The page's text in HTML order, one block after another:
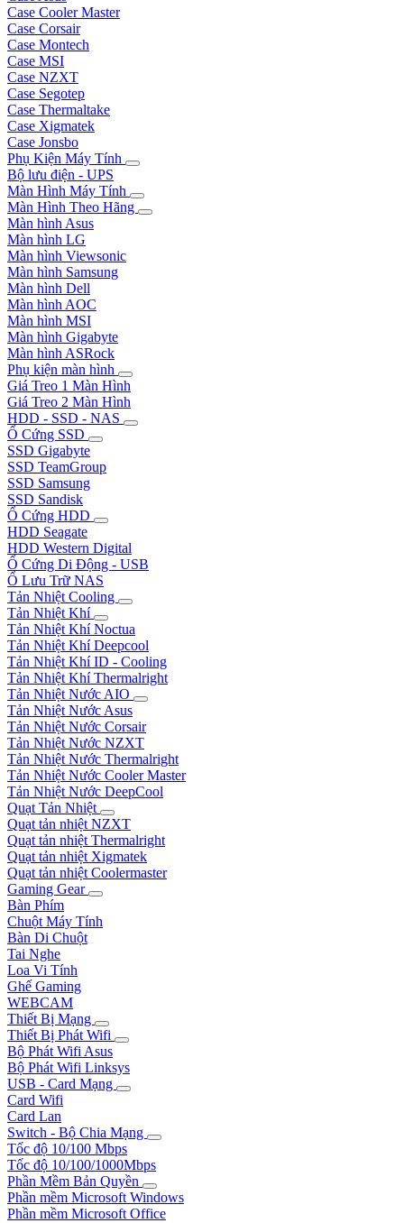
Case Cooler Master
Case Corsair
Case Montech
Case MSI
Case NZXT
Case Segotep
Case Thermaltake
Case Xigmatek
Case Jonsbo
Phụ Kiện Máy Tính
Bộ lưu điện - UPS
Màn Hình Máy Tính
Màn Hình Theo Hãng
Màn hình Asus
Màn hình LG
Màn hình Viewsonic
Màn hình Samsung
Màn hình Dell
Màn hình AOC
Màn hình MSI
Màn hình Gigabyte
Màn hình ASRock
Phụ kiện màn hình
Giá Treo 1 Màn Hình
Giá Treo 2 Màn Hình
HDD - SSD - NAS
Ổ Cứng SSD
SSD Gigabyte
SSD TeamGroup
SSD Samsung
SSD Sandisk
Ổ Cứng HDD
HDD Seagate
HDD Western Digital
Ổ Cứng Di Động - USB
Ổ Lưu Trữ NAS
Tản Nhiệt Cooling
Tản Nhiệt Khí
Tản Nhiệt Khí Noctua
Tản Nhiệt Khí Deepcool
Tản Nhiệt Khí ID - Cooling
Tản Nhiệt Khí Thermalright
Tản Nhiệt Nước AIO
Tản Nhiệt Nước Asus
Tản Nhiệt Nước Corsair
Tản Nhiệt Nước NZXT
Tản Nhiệt Nước Thermalright
Tản Nhiệt Nước Cooler Master
Tản Nhiệt Nước DeepCool
Quạt Tản Nhiệt
Quạt tản nhiệt NZXT
Quạt tản nhiệt Thermalright
Quạt tản nhiệt Xigmatek
Quạt tản nhiệt Coolermaster
Gaming Gear
Bàn Phím
Chuột Máy Tính
Bàn Di Chuột
Tai Nghe
Loa Vi Tính
Ghế Gaming
WEBCAM
Thiết Bị Mạng
Thiết Bị Phát Wifi
Bộ Phát Wifi Asus
Bộ Phát Wifi Linksys
USB - Card Mạng
Card Wifi
Card Lan
Switch - Bộ Chia Mạng
Tốc độ 10/100 Mbps
Tốc độ 10/100/1000Mbps
Phần Mềm Bản Quyền
Phần mềm Microsoft Windows
Phần mềm Microsoft Office